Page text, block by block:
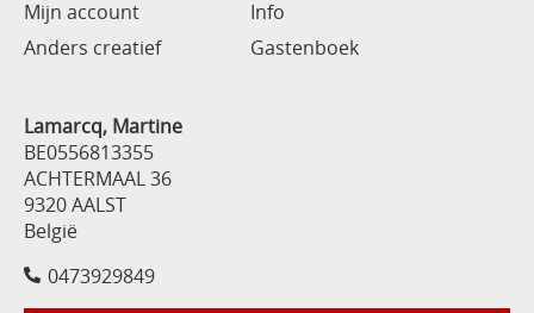
Mijn account
Info
Anders creatief
Gastenboek
Lamarcq, Martine
BE0556813355
ACHTERMAAL 36
9320 AALST
België
0473929849